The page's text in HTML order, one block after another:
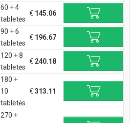
60 + 4
tabletės
€ 145.06
90 + 6
tabletės
€ 196.67
120 + 8
tabletės
€ 240.18
180 +
10
tabletės
€313.11
270 +